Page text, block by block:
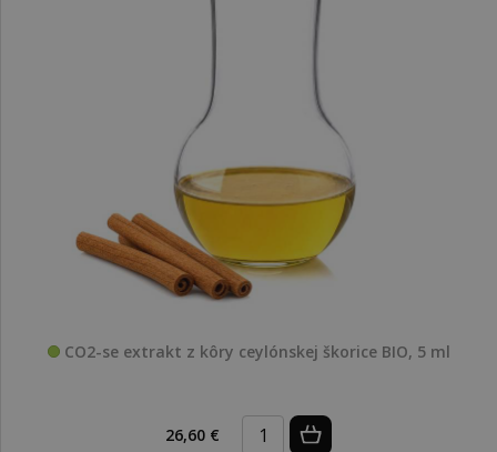
CO2-se extrakt z kôry ceylónskej škorice BIO, 5 ml
26,60 €